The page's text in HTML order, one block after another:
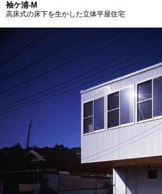
袖ケ浦-M
高床式の床下を生かした立体平屋住宅